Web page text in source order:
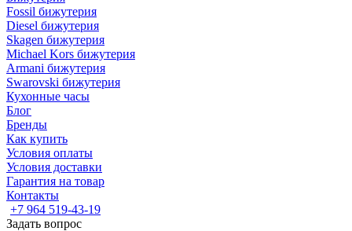
Fossil бижутерия
Diesel бижутерия
Skagen бижутерия
Michael Kors бижутерия
Armani бижутерия
Swarovski бижутерия
Кухонные часы
Блог
Бренды
Как купить
Условия оплаты
Условия доставки
Гарантия на товар
Контакты
+7 964 519-43-19
Задать вопрос